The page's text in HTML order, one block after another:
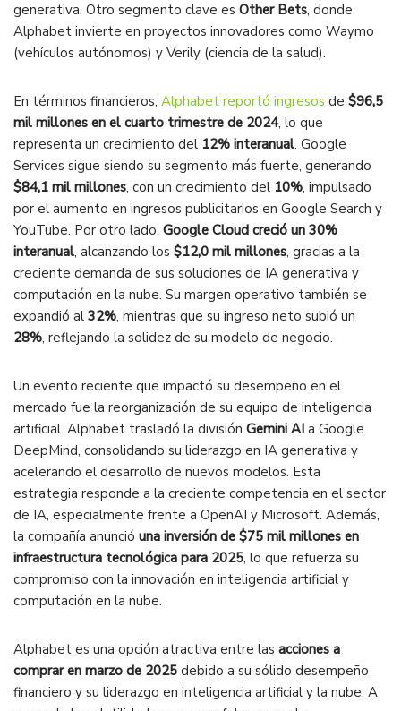
generativa. Otro segmento clave es Other Bets, donde
Alphabet invierte en proyectos innovadores como Waymo
(vehículos autónomos) y Verily (ciencia de la salud).
En términos financieros, Alphabet reportó ingresos de $96,5
mil millones en el cuarto trimestre de 2024, lo que
representa un crecimiento del 12% interanual. Google
Services sigue siendo su segmento más fuerte, generando
$84,1 mil millones, con un crecimiento del 10%, impulsado
por el aumento en ingresos publicitarios en Google Search y
YouTube. Por otro lado, Google Cloud creció un 30%
interanual, alcanzando los $12,0 mil millones, gracias a la
creciente demanda de sus soluciones de IA generativa y
computación en la nube. Su margen operativo también se
expandió al 32%, mientras que su ingreso neto subió un
28%, reflejando la solidez de su modelo de negocio​.
Un evento reciente que impactó su desempeño en el
mercado fue la reorganización de su equipo de inteligencia
artificial. Alphabet trasladó la división Gemini AI a Google
DeepMind, consolidando su liderazgo en IA generativa y
acelerando el desarrollo de nuevos modelos. Esta
estrategia responde a la creciente competencia en el sector
de IA, especialmente frente a OpenAI y Microsoft. Además,
la compañía anunció una inversión de $75 mil millones en
infraestructura tecnológica para 2025, lo que refuerza su
compromiso con la innovación en inteligencia artificial y
computación en la nube​.
Alphabet es una opción atractiva entre las acciones a
comprar en marzo de 2025 debido a su sólido desempeño
financiero y su liderazgo en inteligencia artificial y la nube. A